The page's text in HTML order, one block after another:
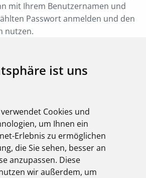
ist uns
Cookies und
um Ihnen ein
Erlebnis zu ermöglichen
die Sie sehen, besser an
anzupassen. Diese
wir außerdem, um
mit Ihrem Benutzernamen und
Passwort anmelden und den
nutzen.